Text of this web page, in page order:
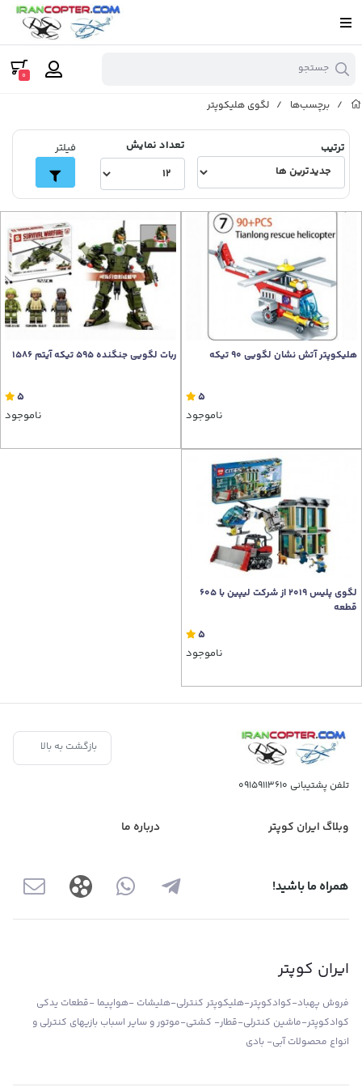
جستجو 0
/ برچسب‌ها / لگوی هلیکوپتر
ترتیب تعداد نمایش فیلتر
هلیکوپتر آتش نشان لگویی 90 تیکه
5
ناموجود
ربات لگویی جنگنده 595 تیکه آیتم 1586
5
ناموجود
لگوی پلیس 2019 از شرکت لیپین با 605
قطعه
5
ناموجود
بازگشت به بالا
تلفن پشتیبانی 09159113610
وبلاگ ایران کوپتر درباره ما
همراه ما باشید!
ایران کوپتر
فروش پهباد-کوادکوپتر-هلیکوپتر کنترلی-هلیشات -هواپیما -قطعات یدکی
کوادکوپتر-ماشین کنترلی-قطار- کشتی-موتور و سایر اسباب بازیهای کنترلی و
انواع محصولات آبی- بادی